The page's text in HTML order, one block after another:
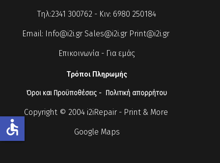
Τηλ:2341 300762 - Κιν: 6980 250184
Email: Info@i2i.gr Sales@i2i.gr Print@i2i.gr
Επικοινωνία - Για εμάς
Τρόποι Πληρωμής
Όροι και Προϋποθέσεις - Πολιτική απορρήτου
Copyright © 2004 i2iRepair - Print & More
Google Maps
accessible